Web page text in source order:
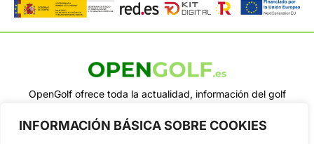
INFORMACIÓN BÁSICA SOBRE COOKIES
OpenGolf ofrece toda la actualidad, información del golf
Jon Rahm, LIV Golf, PGA Tour, Ryder Cup, DP World Tour, LPGA
Tour...